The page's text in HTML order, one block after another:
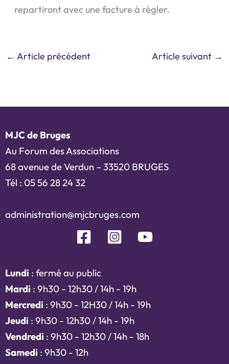
repartiront avec une facture à régler.
← Article précédent Article suivant →
MJC de Bruges
Au Forum des Associations
68 avenue de Verdun – 33520 BRUGES
Tél : 05 56 28 24 32
administration@mjcbruges.com
Lundi : fermé au public
Mardi : 9h30 - 12h30 / 14h - 19h
Mercredi : 9h30 - 12H30 / 14h - 19h
Jeudi : 9h30 - 12h30 / 14h - 19h
Vendredi : 9h30 - 12h30 / 14h - 18h
Samedi : 9h30 - 12h